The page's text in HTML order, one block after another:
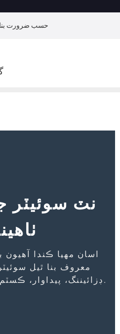
نٽ سوئيٽر
اسان مهيا ڪندا
معروف بنا ٿيل
ڊزائيننگ، پيداوار، ڪسٽم ۽ هول سيل نٽ ويئر.